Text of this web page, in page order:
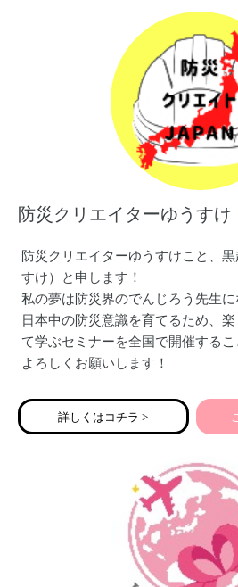
職務ストレス管理士
ヒーリングライフスタイル親育担当
橿原市出前講座担当
ブレイン体操ブレイン瞑想、へそ
青少年自立援助ホームなど福祉関係
防災クリエイターゆうすけ
防災クリエイターゆうすけこと、
すけ）と申します！
私の夢は防災界のでんじろう先生に
日本中の防災意識を育てるため、
て学ぶセミナーを全国で開催するこ
よろしくお願いします！
詳しくはコチラ >